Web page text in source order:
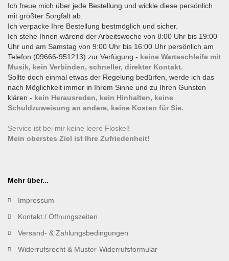
Ich freue mich über jede Bestellung und wickle diese persönlich
mit größter Sorgfalt ab.
Ich verpacke Ihre Bestellung bestmöglich und sicher.
Ich stehe Ihnen wärend der Arbeitswoche von 8:00 Uhr bis 19:00
Uhr und am Samstag von 9:00 Uhr bis 16:00 Uhr persönlich am
Telefon (09666-951213) zur Verfügung - keine Warteschleife mit
Musik, kein Verbinden, schneller, direkter Kontakt.
Sollte doch einmal etwas der Regelung bedürfen, werde ich das
nach Möglichkeit immer in Ihrem Sinne und zu Ihren Gunsten
klären - kein Herausreden, kein Hinhalten, keine
Schuldzuweisung an andere, keine Kosten für Sie.
Service ist bei mir keine leere Floskel!
Mein oberstes Ziel ist Ihre Zufriedenheit!
Mehr über...
Impressum
Kontakt / Öffnungszeiten
Versand- & Zahlungsbedingungen
Widerrufsrecht & Muster-Widerrufsformular